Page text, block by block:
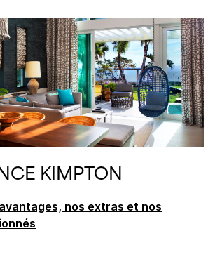
KIMPTON
nos extras et nos